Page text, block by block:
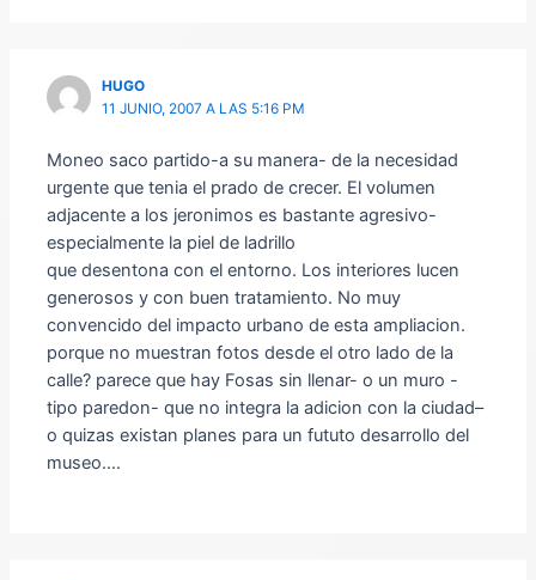
HUGO
11 JUNIO, 2007 A LAS 5:16 PM
Moneo saco partido-a su manera- de la necesidad
urgente que tenia el prado de crecer. El volumen
adjacente a los jeronimos es bastante agresivo-
especialmente la piel de ladrillo
que desentona con el entorno. Los interiores lucen
generosos y con buen tratamiento. No muy
convencido del impacto urbano de esta ampliacion.
porque no muestran fotos desde el otro lado de la
calle? parece que hay Fosas sin llenar- o un muro -
tipo paredon- que no integra la adicion con la ciudad–
o quizas existan planes para un fututo desarrollo del
museo….